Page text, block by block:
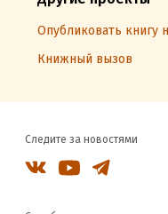
Опубликовать книгу
Книжный вызов
Следите за новостями